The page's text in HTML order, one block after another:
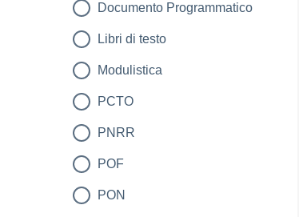
Documento Programmatico
Libri di testo
Modulistica
PCTO
PNRR
POF
PON